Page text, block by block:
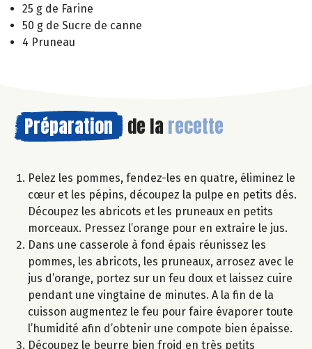
25 g de Farine
50 g de Sucre de canne
4 Pruneau
Préparation de la recette
Pelez les pommes, fendez-les en quatre, éliminez le
cœur et les pépins, découpez la pulpe en petits dés.
Découpez les abricots et les pruneaux en petits
morceaux. Pressez l’orange pour en extraire le jus.
Dans une casserole à fond épais réunissez les
pommes, les abricots, les pruneaux, arrosez avec le
jus d’orange, portez sur un feu doux et laissez cuire
pendant une vingtaine de minutes. A la fin de la
cuisson augmentez le feu pour faire évaporer toute
l’humidité afin d’obtenir une compote bien épaisse.
Découpez le beurre bien froid en très petits